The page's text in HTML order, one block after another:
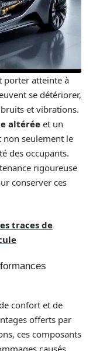
porter atteinte à
se détériorer,
et vibrations.
altérée et un
non seulement le
des occupants.
rigoureuse
conserver ces
traces de
confort et de
offerts par
ces composants
causés